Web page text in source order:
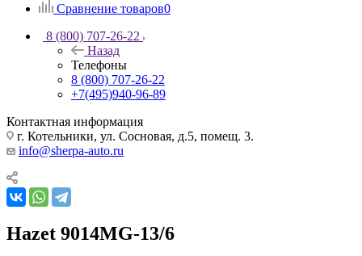
Сравнение товаров0
8 (800) 707-26-22
Назад
Телефоны
8 (800) 707-26-22
+7(495)940-96-89
Контактная информация
г. Котельники, ул. Сосновая, д.5, помещ. 3.
info@sherpa-auto.ru
Hazet 9014MG-13/6